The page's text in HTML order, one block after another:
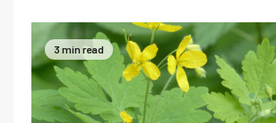
3 min read